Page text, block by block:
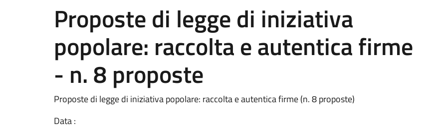
Proposte di legge di iniziativa
popolare: raccolta e autentica firme
- n. 8 proposte
Proposte di legge di iniziativa popolare: raccolta e autentica firme (n. 8 proposte)
Data :